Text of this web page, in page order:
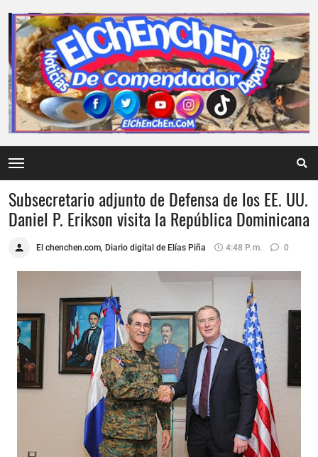
Subsecretario adjunto de Defensa de los EE. UU.
Daniel P. Erikson visita la República Dominicana
El chenchen.com, Diario digital de Elías Piña 4:48 P. M. 0